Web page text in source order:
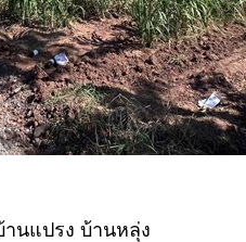
นแปรง บ้านหลุ่ง